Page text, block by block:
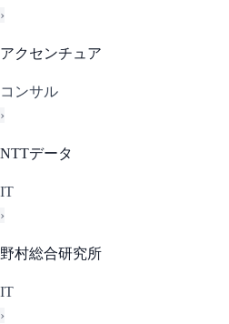
›
アクセンチュア
コンサル
›
NTTデータ
IT
›
野村総合研究所
IT
›